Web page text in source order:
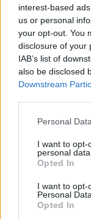
interest-based
us or personal
your opt-out. You
disclosure of your
IAB’s list of
also be disclosed
Downstream
Personal
I want to opt-
personal data.
Opted In
I want to opt-
Personal Data.
Opted In
ΕΙΔΗΣΕΙΣ 07
Άδωνις
και «πράσινο
07
Εξάνθημα μετά
ερεθισμός από